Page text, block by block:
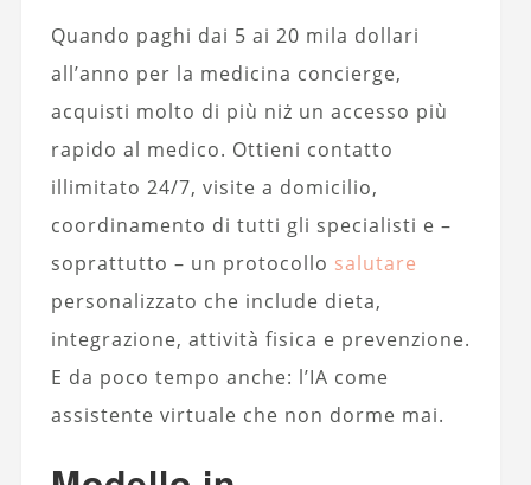
Quando paghi dai 5 ai 20 mila dollari
all’anno per la medicina concierge,
acquisti molto di più niż un accesso più
rapido al medico. Ottieni contatto
illimitato 24/7, visite a domicilio,
coordinamento di tutti gli specialisti e –
soprattutto – un protocollo salutare
personalizzato che include dieta,
integrazione, attività fisica e prevenzione.
E da poco tempo anche: l’IA come
assistente virtuale che non dorme mai.